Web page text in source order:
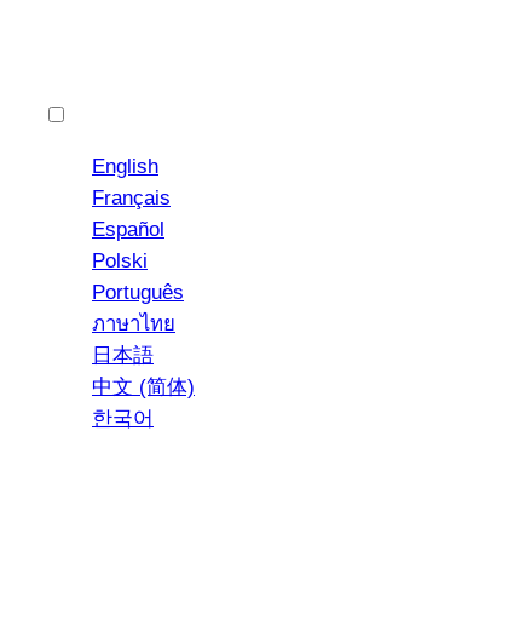
English
Français
Español
Polski
Português
ภาษาไทย
日本語
中文 (简体)
한국어